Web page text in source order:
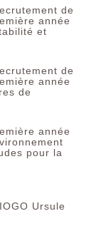
de
année
et
de
année
de
année
pour la
Ursule